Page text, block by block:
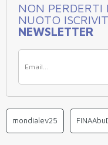
NON PERDERTI
NUOTO
NEWSLETTER
mondialev25